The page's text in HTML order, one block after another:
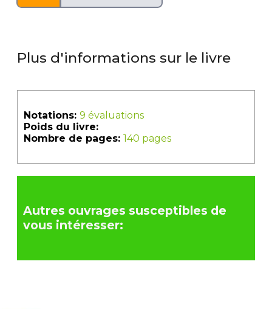
Plus d'informations sur le livre
Notations: 9 évaluations
Poids du livre:
Nombre de pages: 140 pages
Autres ouvrages susceptibles de
vous intéresser: